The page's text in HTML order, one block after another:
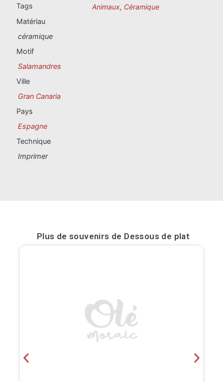
Albacete
Alicante
Almería
Barcelona
Benidorm
Cartagena
Tags
Animaux, Céramique
Matériau
céramique
Motif
Salamandres
Ville
Gran Canaria
Pays
Espagne
Technique
Imprimer
Plus de souvenirs de Dessous de plat